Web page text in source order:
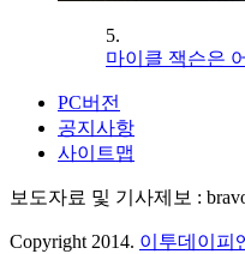
5.
마이클 잭슨은
PC버전
공지사항
사이트맵
보도자료 및 기사제보 :
Copyright 2014. 이투데이피